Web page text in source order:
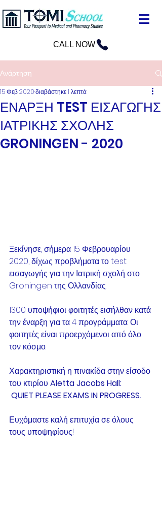
CALL NOW
Ανάρτηση
ΕΝΑΡΞΗ TEST ΕΙΣΑΓΩΓΗΣ
ΙΑΤΡΙΚΗΣ ΣΧΟΛΗΣ
GRONINGEN - 2020
15 Φεβ 2020διαβάστηκε 1 λεπτά
Ξεκίνησε, σήμερα 15 Φεβρουαρίου
2020, δίχως προβλήματα το test
εισαγωγής για την Ιατρική σχολή στο
Groningen της Ολλανδίας.
1300 υποψήφιοι φοιτητές εισήλθαν κατά
την έναρξη για τα 4 προγράμματα. Οι
φοιτητές είναι προερχόμενοι από όλο
τον κόσμο.
Χαρακτηριστική η πινακίδα στην είσοδο
του κτιρίου Aletta Jacobs Hall:
QUIET PLEASE EXAMS IN PROGRESS.
Ευχόμαστε καλή επιτυχία σε όλους
τους υποψηφίους!